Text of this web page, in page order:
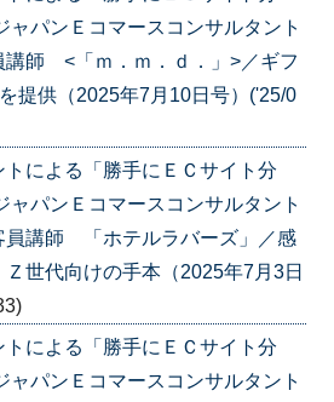
パンＥコマースコンサルタント
師 <「ｍ．ｍ．ｄ．」>／ギフ
を提供（2025年7月10日号）('25/0
トによる「勝手にＥＣサイト分
パンＥコマースコンサルタント
講師 「ホテルラバーズ」／感
世代向けの手本（2025年7月3日
トによる「勝手にＥＣサイト分
パンＥコマースコンサルタント